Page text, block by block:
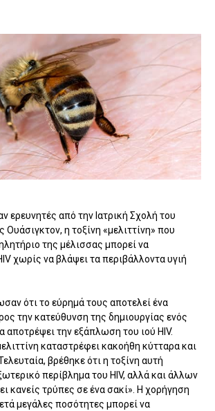
από την Ιατρική Σχολή του
Ουάσιγκτον, η τοξίνη «μελιττίνη» που
της μέλισσας μπορεί να
χωρίς να βλάψει τα περιβάλλοντα υγιή
ότι το εύρημά τους αποτελεί ένα
την κατεύθυνση της δημιουργίας ενός
αποτρέψει την εξάπλωση του ιού HIV.
καταστρέφει κακοήθη κύτταρα και
βρέθηκε ότι η τοξίνη αυτή
περίβλημα του HIV, αλλά και άλλων
κανείς τρύπες σε ένα σακί». Η χορήγηση
μεγάλες ποσότητες μπορεί να